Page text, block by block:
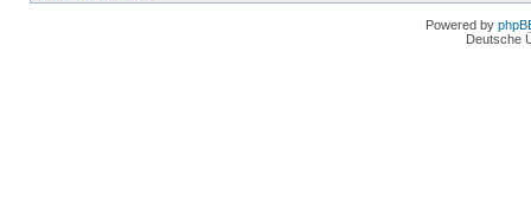
Powered by
Deutsche